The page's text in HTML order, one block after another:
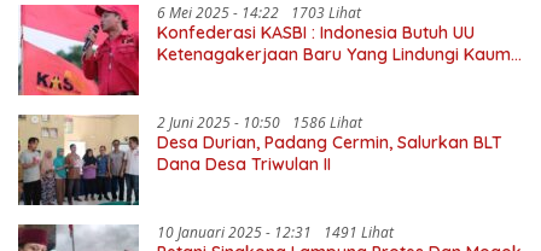
6 Mei 2025 - 14:22 1703 Lihat
Konfederasi KASBI : Indonesia Butuh UU
Ketenagakerjaan Baru Yang Lindungi Kaum
2 Juni 2025 - 10:50 1586 Lihat
Desa Durian, Padang Cermin, Salurkan BLT
Dana Desa Triwulan II
10 Januari 2025 - 12:31 1491 Lihat